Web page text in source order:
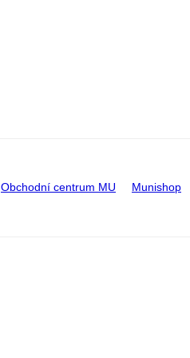
Obchodní centrum MU Munishop